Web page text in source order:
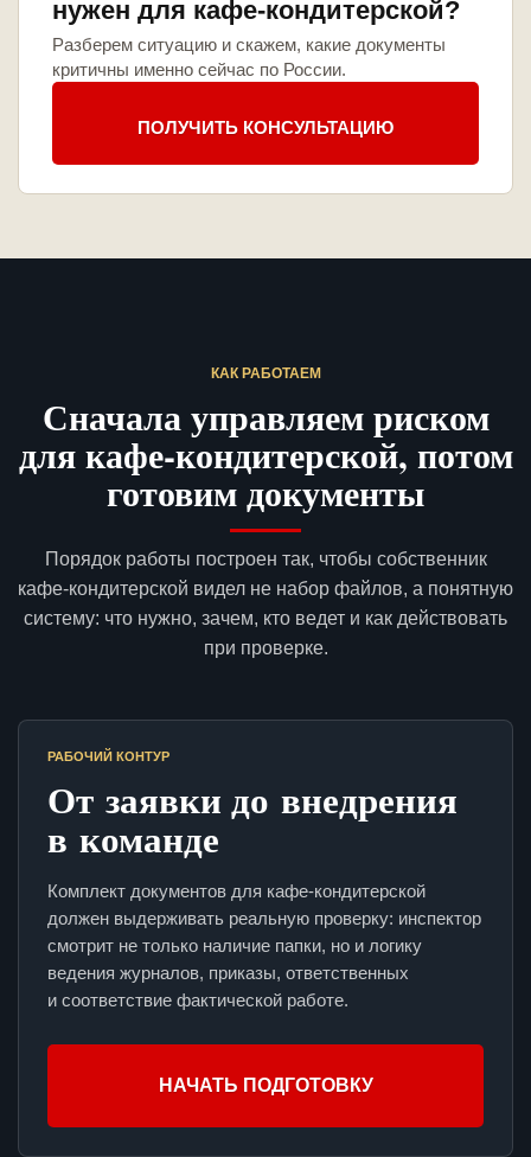
нужен для кафе-кондитерской?
Разберем ситуацию и скажем, какие документы
критичны именно сейчас по России.
ПОЛУЧИТЬ КОНСУЛЬТАЦИЮ
КАК РАБОТАЕМ
Сначала управляем риском
для кафе-кондитерской, потом
готовим документы
Порядок работы построен так, чтобы собственник
кафе-кондитерской видел не набор файлов, а понятную
систему: что нужно, зачем, кто ведет и как действовать
при проверке.
РАБОЧИЙ КОНТУР
От заявки до внедрения
в команде
Комплект документов для кафе-кондитерской
должен выдерживать реальную проверку: инспектор
смотрит не только наличие папки, но и логику
ведения журналов, приказы, ответственных
и соответствие фактической работе.
НАЧАТЬ ПОДГОТОВКУ